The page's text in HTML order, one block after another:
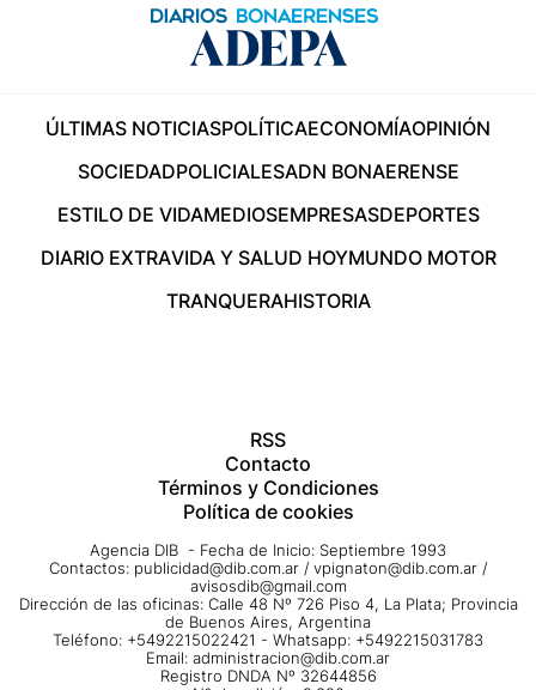
ÚLTIMAS NOTICIASPOLÍTICAECONOMÍAOPINIÓN
SOCIEDADPOLICIALESADN BONAERENSE
ESTILO DE VIDAMEDIOSEMPRESASDEPORTES
DIARIO EXTRAVIDA Y SALUD HOYMUNDO MOTOR
TRANQUERAHISTORIA
RSS
Contacto
Términos y Condiciones
Política de cookies
Agencia DIB - Fecha de Inicio: Septiembre 1993
Contactos: publicidad@dib.com.ar / vpignaton@dib.com.ar /
avisosdib@gmail.com
Dirección de las oficinas: Calle 48 Nº 726 Piso 4, La Plata; Provincia
de Buenos Aires, Argentina
Teléfono: +5492215022421 - Whatsapp: +5492215031783
Email: administracion@dib.com.ar
Registro DNDA Nº 32644856